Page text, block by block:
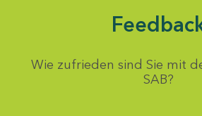
Wie zufrieden sind Sie mit
SAB?